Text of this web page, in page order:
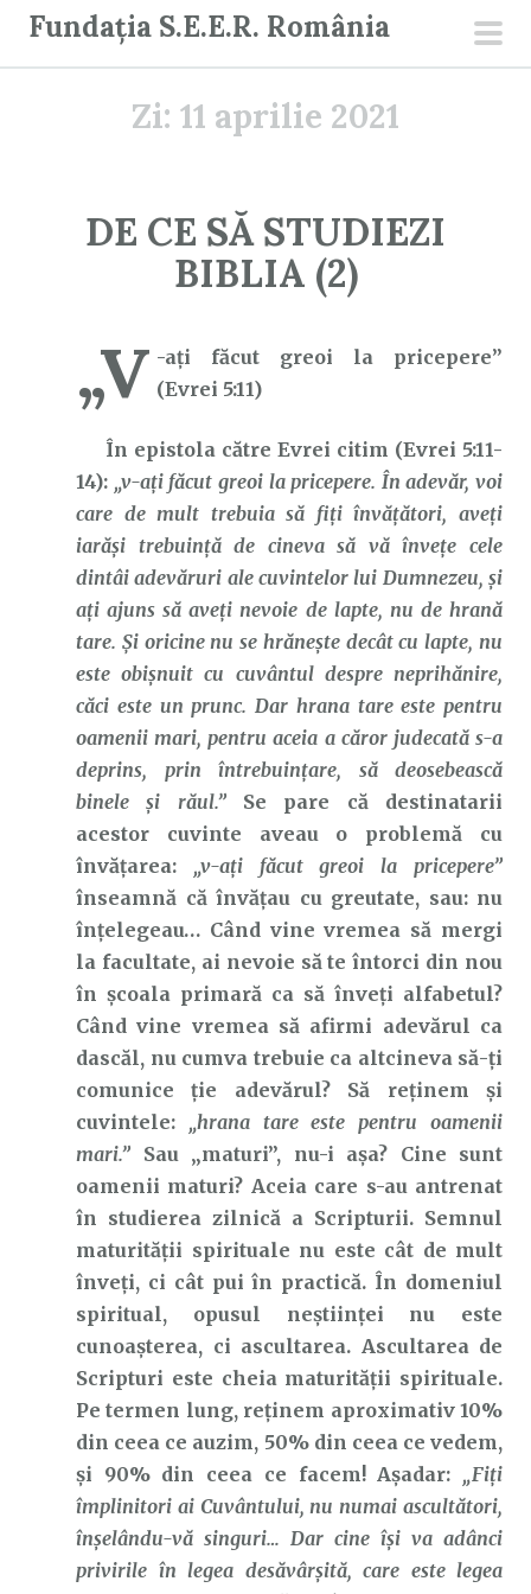
Fundația S.E.E.R. România
Zi: 11 aprilie 2021
DE CE SĂ STUDIEZI
BIBLIA (2)
„V -aţi făcut greoi la pricepere”
(Evrei 5:11)
În epistola către Evrei citim (Evrei 5:11-
14): „v-aţi făcut greoi la pricepere. În adevăr, voi
care de mult trebuia să fiţi învăţători, aveţi
iarăşi trebuinţă de cineva să vă înveţe cele
dintâi adevăruri ale cuvintelor lui Dumnezeu, şi
aţi ajuns să aveţi nevoie de lapte, nu de hrană
tare. Şi oricine nu se hrăneşte decât cu lapte, nu
este obişnuit cu cuvântul despre neprihănire,
căci este un prunc. Dar hrana tare este pentru
oamenii mari, pentru aceia a căror judecată s-a
deprins, prin întrebuinţare, să deosebească
binele şi răul.”Se pare că destinatarii
acestor cuvinte aveau o problemă cu
învățarea: „v-ați făcut greoi la pricepere”
înseamnă că învățau cu greutate, sau: nu
înțelegeau… Când vine vremea să mergi
la facultate, ai nevoie să te întorci din nou
în școala primară ca să înveți alfabetul?
Când vine vremea să afirmi adevărul ca
dascăl, nu cumva trebuie ca altcineva să-ți
comunice ție adevărul? Să reținem și
cuvintele: „hrana tare este pentru oamenii
mari.” Sau „maturi”, nu-i așa? Cine sunt
oamenii maturi? Aceia care s-au antrenat
în studierea zilnică a Scripturii. Semnul
maturității spirituale nu este cât de mult
înveți, ci cât pui în practică. În domeniul
spiritual, opusul neștiinței nu este
cunoașterea, ci ascultarea. Ascultarea de
Scripturi este cheia maturității spirituale.
Pe termen lung, reținem aproximativ 10%
din ceea ce auzim, 50% din ceea ce vedem,
și 90% din ceea ce facem! Așadar: „Fiţi
împlinitori ai Cuvântului, nu numai ascultători,
înşelându-vă singuri… Dar cine îşi va adânci
privirile în legea desăvârşită, care este legea